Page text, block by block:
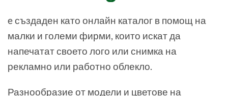
e създаден като онлайн каталог в помощ на
малки и големи фирми, които искат да
напечатат своето лого или снимка на
рекламно или работно облекло.
Разнообразие от модели и цветове на